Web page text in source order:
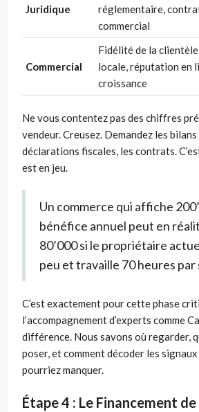
Juridique
réglementaire,
commercial
Commercial
Fidélité de la
locale, réputation en
croissance
Ne vous contentez pas des chiffres
vendeur. Creusez. Demandez les
déclarations fiscales, les contrats.
est en jeu.
Un commerce qui affiche
bénéfice annuel peut en
80’000 si le propriétaire
peu et travaille 70 heures par
C’est exactement pour cette phase
l’accompagnement d’experts comme
différence. Nous savons où regarder,
poser, et comment décoder les
pourriez manquer.
Étape 4 : Le Financement